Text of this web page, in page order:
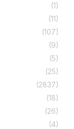
(1)
(11)
(107)
(9)
(5)
(25)
(2837)
(18)
(26)
(4)